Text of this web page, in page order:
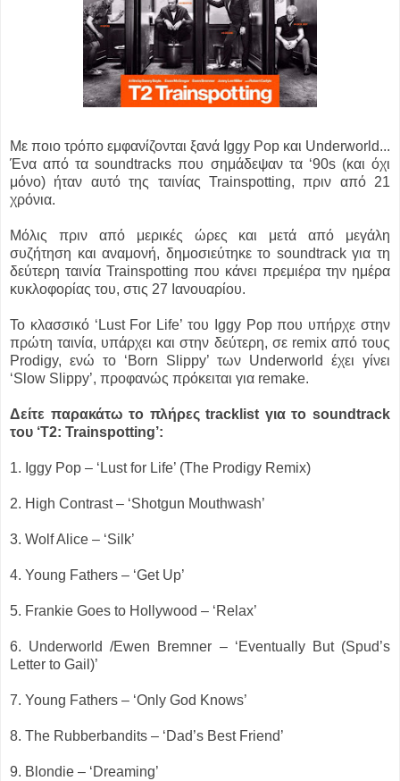
Με ποιο τρόπο εμφανίζονται ξανά Iggy Pop και Underworld...
Ένα από τα soundtracks που σημάδεψαν τα ‘90s (και όχι
μόνο) ήταν αυτό της ταινίας Trainspotting, πριν από 21
χρόνια.
Μόλις πριν από μερικές ώρες και μετά από μεγάλη
συζήτηση και αναμονή, δημοσιεύτηκε το soundtrack για τη
δεύτερη ταινία Trainspotting που κάνει πρεμιέρα την ημέρα
κυκλοφορίας του, στις 27 Ιανουαρίου.
Το κλασσικό ‘Lust For Life’ του Iggy Pop που υπήρχε στην
πρώτη ταινία, υπάρχει και στην δεύτερη, σε remix από τους
Prodigy, ενώ το ‘Born Slippy’ των Underworld έχει γίνει
‘Slow Slippy’, προφανώς πρόκειται για remake.
Δείτε παρακάτω το πλήρες tracklist για το soundtrack
του ‘T2: Trainspotting’:
1. Iggy Pop – ‘Lust for Life’ (The Prodigy Remix)
2. High Contrast – ‘Shotgun Mouthwash’
3. Wolf Alice – ‘Silk’
4. Young Fathers – ‘Get Up’
5. Frankie Goes to Hollywood – ‘Relax’
6. Underworld /Ewen Bremner – ‘Eventually But (Spud’s
Letter to Gail)’
7. Young Fathers – ‘Only God Knows’
8. The Rubberbandits – ‘Dad’s Best Friend’
9. Blondie – ‘Dreaming’